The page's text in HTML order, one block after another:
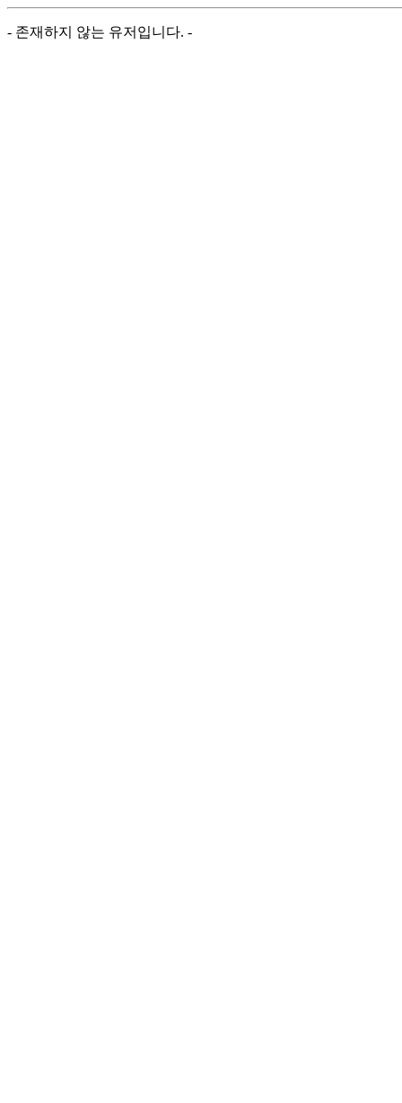
- 존재하지 않는 유저입니다. -